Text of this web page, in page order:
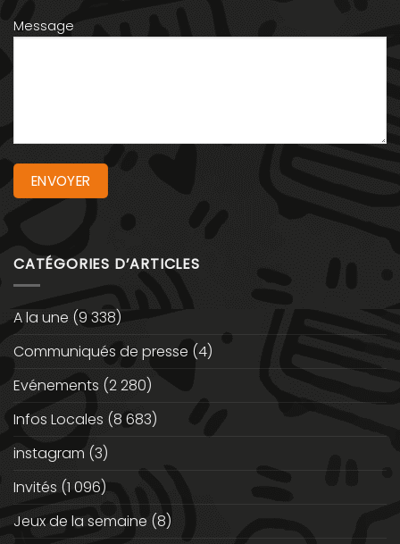
Message
CATÉGORIES D’ARTICLES
A la une (9 338)
Communiqués de presse (4)
Evénements (2 280)
Infos Locales (8 683)
instagram (3)
Invités (1 096)
Jeux de la semaine (8)